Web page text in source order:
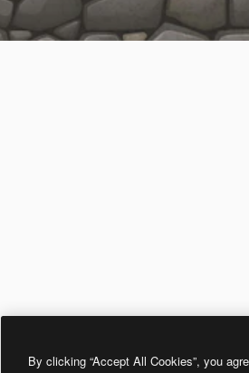
By clicking “Accept All Cookies”, you